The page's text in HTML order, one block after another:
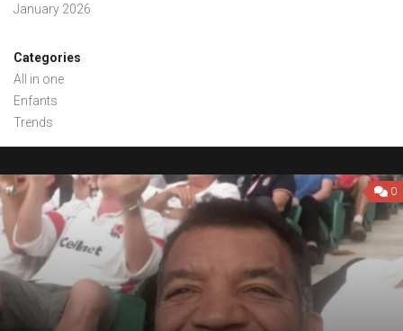
January 2026
Categories
All in one
Enfants
Trends
0